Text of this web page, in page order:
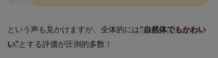
という声も見かけますが、全体的には“自然体でもかわい
い” とする評価が圧倒的多数！